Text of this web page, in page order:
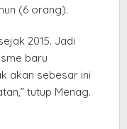
(6 orang).
2015. Jadi
baru
akan sebesar ini
tutup Menag.